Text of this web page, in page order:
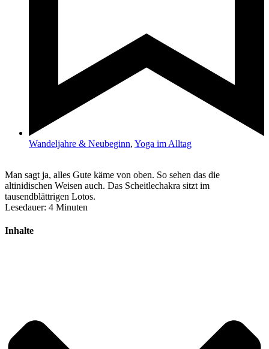
Wandeljahre & Neubeginn, Yoga im Alltag
Man sagt ja, alles Gute käme von oben. So sehen das die
altinidischen Weisen auch. Das Scheitlechakra sitzt im
tausendblättrigen Lotos.
Lesedauer: 4 Minuten
Inhalte